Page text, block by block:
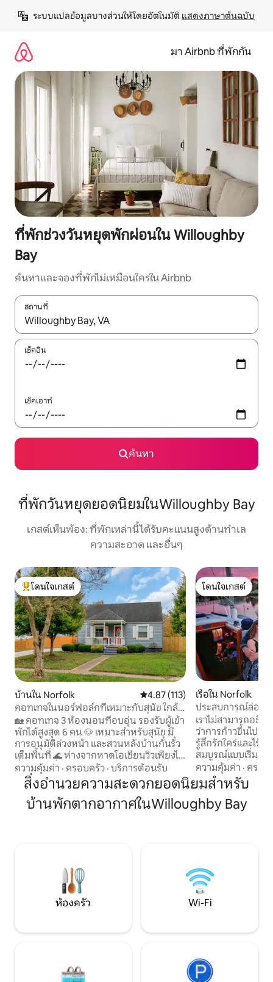
เนื้อหา
ระบบแปลข้อมูลบางส่วนให้โดยอัตโนมัติ แสดงภาษาต้นฉบับ
มา Airbnb ที่พักกัน
ที่พักช่วงวันหยุดพักผ่อนใน Willoughby
Bay
ค้นหาและจองที่พักไม่เหมือนใครใน Airbnb
สถานที่
ใช้ลูกศรขึ้นลง หรือใช้การสัมผัสหรือปัด เพื่อสำรวจผลการค้นหา
เช็คอิน
เช็คเอาท์
ค้นหา
ที่พักวันหยุดยอดนิยมในWilloughby Bay
เกสต์เห็นพ้อง: ที่พักเหล่านี้ได้รับคะแนนสูงด้านทำเล
ความสะอาด และอื่นๆ
โดนใจเกสต์ที่สุด
โดนใจเกสต์
บ้านใน Norfolk คะแนนเฉลี่ย 4.87 จาก 5, 113 รีวิว
4.87 (113)
คอทเทจในนอร์ฟอล์กที่เหมาะกับสุนัข ใกล้
หาดโอเชียนวิว
🏡 คอทเทจ 3 ห้องนอนที่อบอุ่น รองรับผู้เข้า
พักได้สูงสุด 6 คน 🐶 เหมาะสำหรับสุนัข มี
การอนุมัติล่วงหน้า และสวนหลังบ้านกั้นรั้ว
เต็มพื้นที่ 🌊 ห่างจากหาดโอเชียนวิวเพียงไม่
กี่นาที 🚗 ที่จอดรถริมทางเข้ากว้างขวาง
สำหรับรถยนต์หลายคัน 🍽️ ห้องครัวพร้อม
อุปกรณ์ครบครันเพื่อการทำอาหารง่าย ๆ ที่
บ้าน 📺 มีสมาร์ททีวีและ Wi-Fi ความเร็วสูง
นอร์ฟอล์ก เกนท์ และวอเตอร์ไซด์ได้ง่าย
ความคุ้มค่า · ครอบครัว · บริการต้อนรับ
โดนใจเกสต์
โดนใจเกสต์
เรือใน Norfolk
ประสบการณ์ล่องเ
อาหารทะเล
เราไม่สามารถอธิ
ว่าการก้าวขึ้นไปบน
รู้สึกรักใคร่และไร้กั
สมบูรณ์แบบเริ่มต้
อาหารค่ำที่ร้านอา
นั้นก็ไปนั่งพิงกันบ
พระอาทิตย์ตกที่ท
สีชมพูและสีม่วง บรรยากาศท่าเรือมีมนต์
ขลังและคุณจะชอบ
บีชทำเลที่ตั้งดีเยี่ย
ความคุ้มค่า · ครอบ
สิ่งอำนวยความสะดวกยอดนิยมสำหรับ
บ้านพักตากอากาศในWilloughby Bay
ห้องครัว Wi-Fi